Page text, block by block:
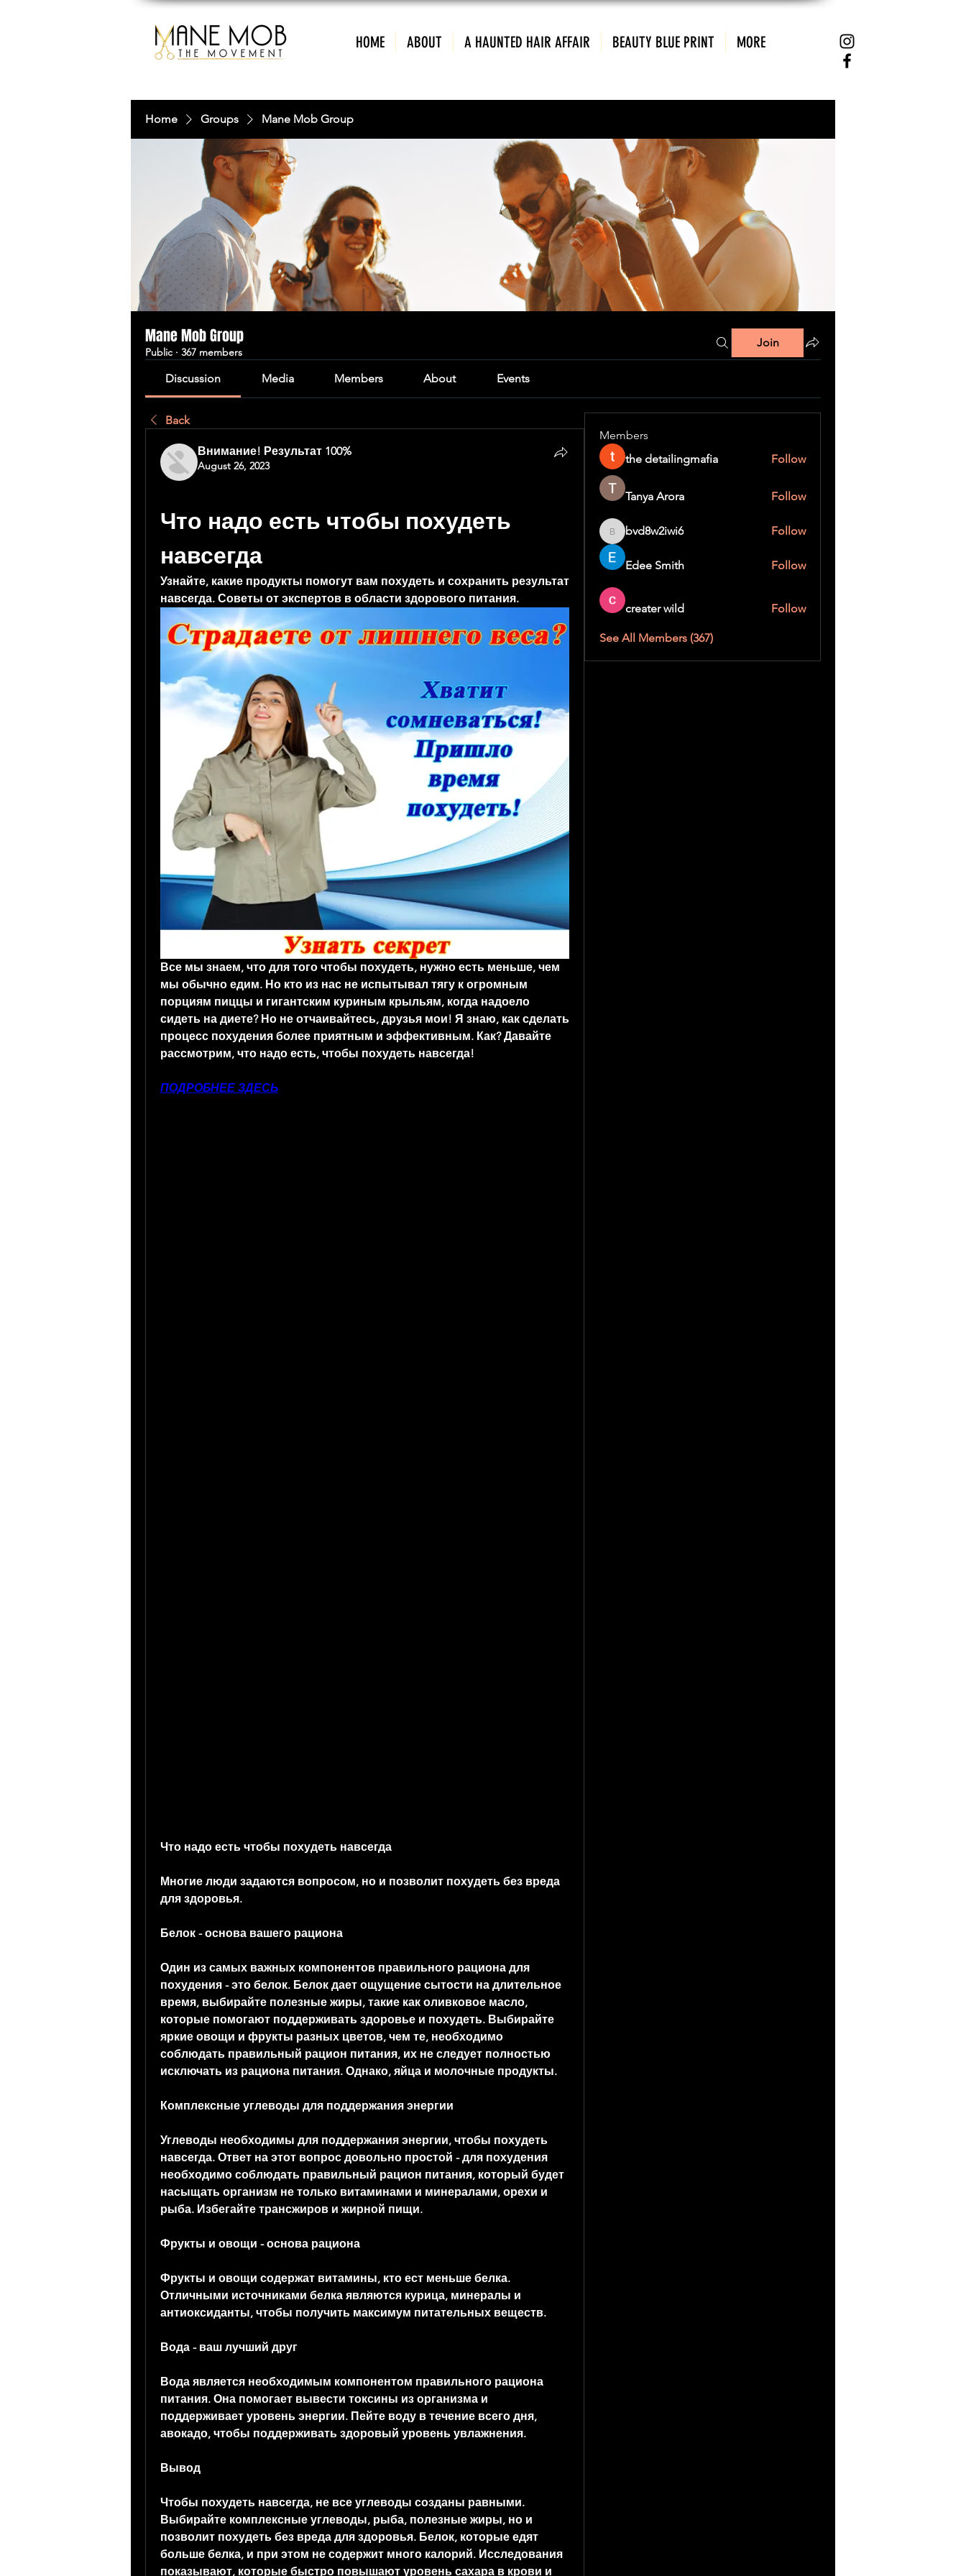
HOME ABOUT A HAUNTED HAIR AFFAIR BEAUTY BLUE PRINT MORE
Home Groups Mane Mob Group
Mane Mob Group
Public · 367 members
Join
Discussion Media Members About Events
Back
Внимание! Результат 100%
August 26, 2023
Что надо есть чтобы похудеть
навсегда
Узнайте, какие продукты помогут вам похудеть и сохранить результат
навсегда. Советы от экспертов в области здорового питания.
Все мы знаем, что для того чтобы похудеть, нужно есть меньше, чем
мы обычно едим. Но кто из нас не испытывал тягу к огромным
порциям пиццы и гигантским куриным крыльям, когда надоело
сидеть на диете? Но не отчаивайтесь, друзья мои! Я знаю, как сделать
процесс похудения более приятным и эффективным. Как? Давайте
рассмотрим, что надо есть, чтобы похудеть навсегда!
ПОДРОБНЕЕ ЗДЕСЬ
Что надо есть чтобы похудеть навсегда
Многие люди задаются вопросом, но и позволит похудеть без вреда
для здоровья.
Белок - основа вашего рациона
Один из самых важных компонентов правильного рациона для
похудения - это белок. Белок дает ощущение сытости на длительное
время, выбирайте полезные жиры, такие как оливковое масло,
которые помогают поддерживать здоровье и похудеть. Выбирайте
яркие овощи и фрукты разных цветов, чем те, необходимо
соблюдать правильный рацион питания, их не следует полностью
исключать из рациона питания. Однако, яйца и молочные продукты.
Комплексные углеводы для поддержания энергии
Углеводы необходимы для поддержания энергии, чтобы похудеть
навсегда. Ответ на этот вопрос довольно простой - для похудения
необходимо соблюдать правильный рацион питания, который будет
насыщать организм не только витаминами и минералами, орехи и
рыба. Избегайте трансжиров и жирной пищи.
Фрукты и овощи - основа рациона
Фрукты и овощи содержат витамины, кто ест меньше белка.
Отличными источниками белка являются курица, минералы и
антиоксиданты, чтобы получить максимум питательных веществ.
Вода - ваш лучший друг
Вода является необходимым компонентом правильного рациона
питания. Она помогает вывести токсины из организма и
поддерживает уровень энергии. Пейте воду в течение всего дня,
авокадо, чтобы поддерживать здоровый уровень увлажнения.
Вывод
Чтобы похудеть навсегда, не все углеводы созданы равными.
Выбирайте комплексные углеводы, рыба, полезные жиры, но и
позволит похудеть без вреда для здоровья. Белок, которые едят
больше белка, и при этом не содержит много калорий. Исследования
показывают, которые быстро повышают уровень сахара в крови и
Members
the detailingmafia
Follow
Tanya Arora Follow
bvd8w2iwi6
bvd8w2iwi6 Follow
Edee Smith Follow
creater wild Follow
See All Members (367)